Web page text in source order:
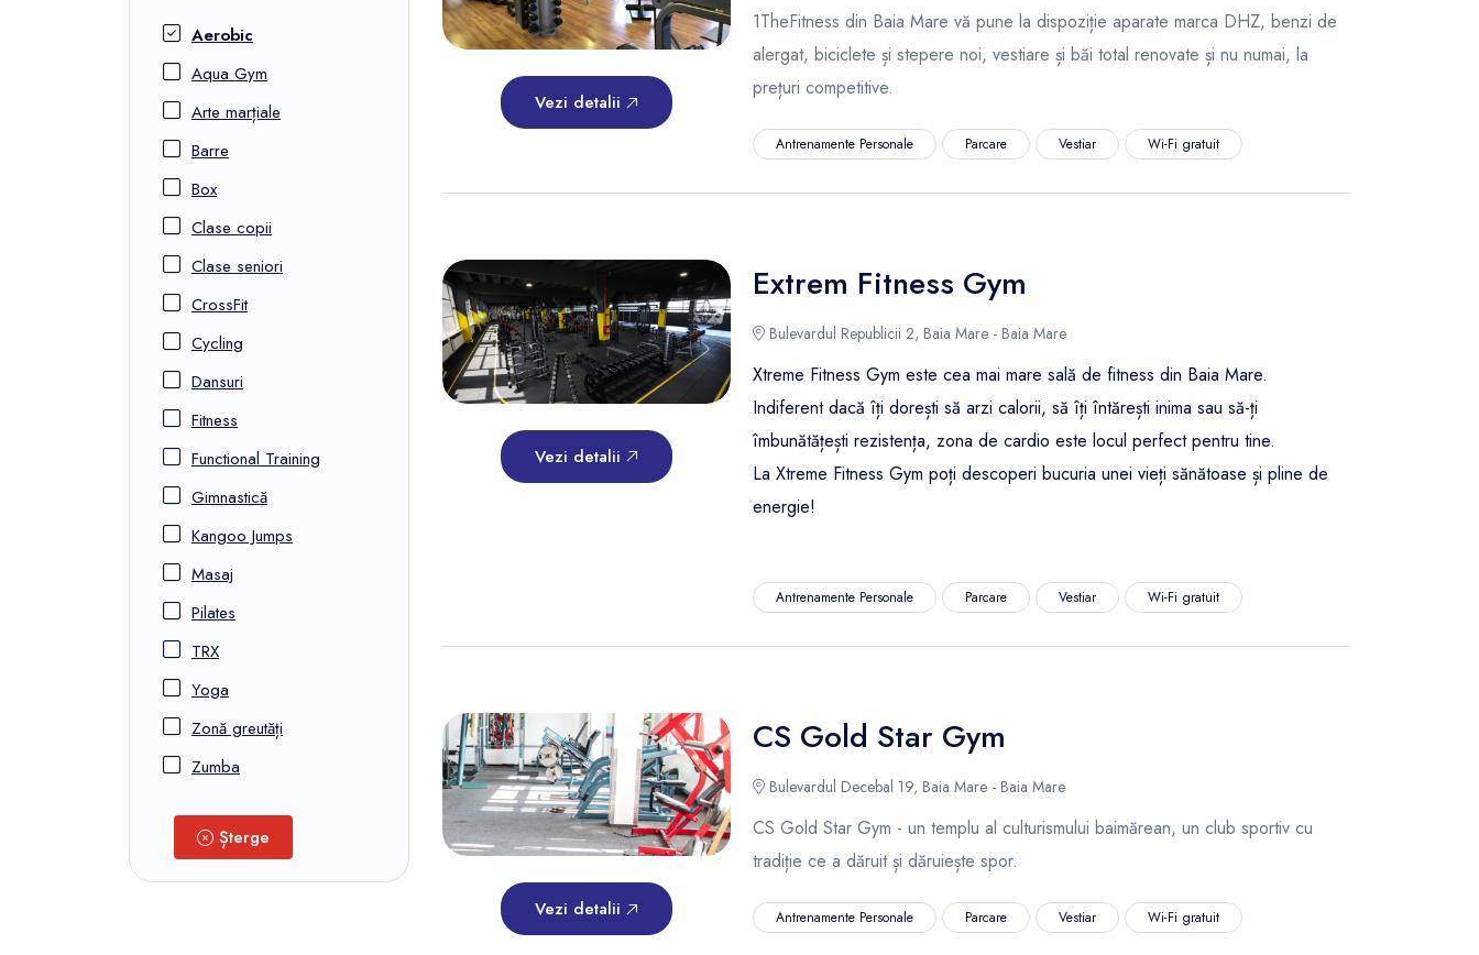
Aerobic
Aqua Gym
Arte marțiale
Barre
Box
Clase copii
Clase seniori
CrossFit
Cycling
Dansuri
Fitness
Functional Training
Gimnastică
Kangoo Jumps
Masaj
Pilates
TRX
Yoga
Zonă greutăți
Zumba
Șterge
Vezi detalii
1TheFitness din Baia Mare vă pune la dispoziție aparate marca DHZ, benzi de
alergat, biciclete și stepere noi, vestiare și băi total renovate și nu numai, la
prețuri competitive.
Antrenamente Personale Parcare Vestiar Wi-Fi gratuit
Vezi detalii
Extrem Fitness Gym
Bulevardul Republicii 2, Baia Mare - Baia Mare
Xtreme Fitness Gym este cea mai mare sală de fitness din Baia Mare.
Indiferent dacă îți dorești să arzi calorii, să îți întărești inima sau să-ți
îmbunătățești rezistența, zona de cardio este locul perfect pentru tine.
La Xtreme Fitness Gym poți descoperi bucuria unei vieți sănătoase și pline de
energie!
Antrenamente Personale Parcare Vestiar Wi-Fi gratuit
Vezi detalii
CS Gold Star Gym
Bulevardul Decebal 19, Baia Mare - Baia Mare
CS Gold Star Gym - un templu al culturismului baimărean, un club sportiv cu
tradiție ce a dăruit și dăruiește spor.
Antrenamente Personale Parcare Vestiar Wi-Fi gratuit